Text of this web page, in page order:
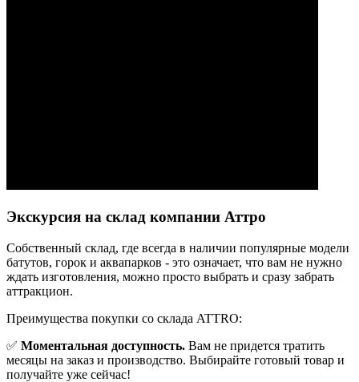
Экскурсия на склад компании Аттро
Cобственный склад, где всегда в наличии популярные модели
батутов, горок и аквапарков - это означает, что вам не нужно
ждать изготовления, можно просто выбрать и сразу забрать
аттракцион.
Преимущества покупки со склада ATTRO:
✅ Моментальная доступность. Вам не придется тратить
месяцы на заказ и производство. Выбирайте готовый товар и
получайте уже сейчас!